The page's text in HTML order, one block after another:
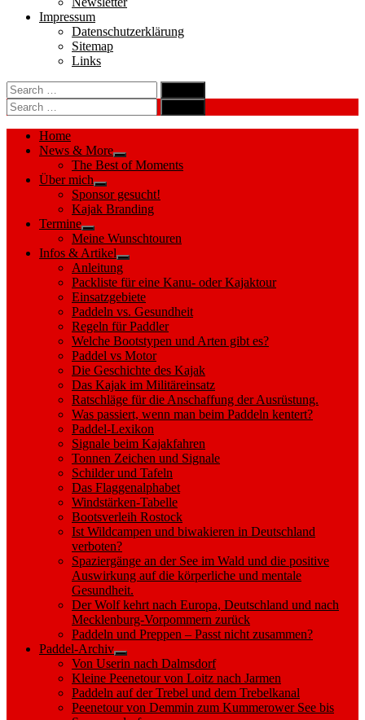
Impressum
Datenschutzerklärung
Sitemap
Links
Search
for:
Search
Search
for:
Search
Home
News & More
Show
sub
The Best of Moments
Über mich
Show
sub
menu
Sponsor gesucht!
Kajak Branding
Termine
Show
sub
menu
Meine Wunschtouren
Infos & Artikel
Show
sub
menu
Anleitung
Packliste für eine Kanu- oder Kajaktour
Einsatzgebiete
Paddeln vs. Gesundheit
Regeln für Paddler
Welche Bootstypen und Arten gibt es?
Paddel vs Motor
Die Geschichte des Kajak
Das Kajak im Militäreinsatz
Ratschläge für die Anschaffung der Ausrüstung.
Was passiert, wenn man beim Paddeln kentert?
Paddel-Lexikon
Signale beim Kajakfahren
Tonnen Zeichen und Signale
Schilder und Tafeln
Das Flaggenalphabet
Windstärken-Tabelle
Bootsverleih Rostock
Ist Wildcampen und biwakieren in Deutschland
verboten?
Spaziergänge an der See im Wald und die positive
Auswirkung auf die körperliche und mentale
Gesundheit.
Der Wolf kehrt nach Europa, Deutschland und nach
Mecklenburg-Vorpommern zurück
Paddeln und Preppen – Passt nicht zusammen?
Paddel-Archiv
Show
sub
menu
Von Userin nach Dalmsdorf
Kleine Peenetour von Loitz nach Jarmen
Paddeln auf der Trebel und dem Trebelkanal
Peenetour von Demmin zum Kummerower See bis